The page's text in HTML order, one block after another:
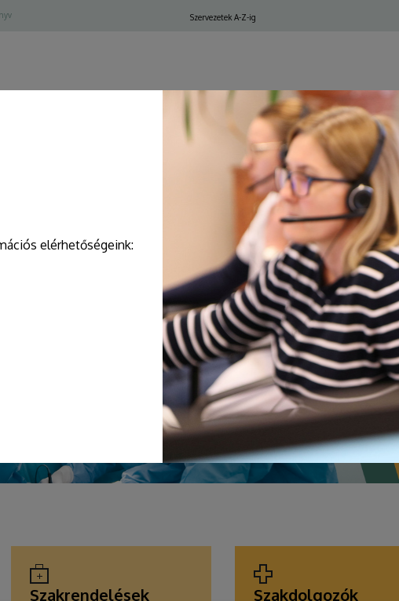
elérhetőségeink:
Szervezetek A-Z-ig
ELŐJEGYZÉS,
Szakrendelések Szakdolgozók